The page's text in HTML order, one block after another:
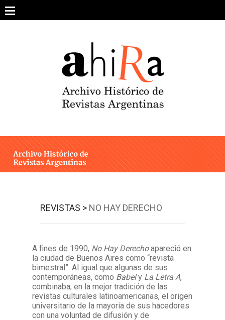
content
ARCHIVO DE REVISTAS
ESTUDIOS CRÍTICOS
INTEGRANTES
Facebook
Instagram
Twitter
Mail
REVISTAS > NO HAY DERECHO
A fines de 1990, No Hay Derechoapareció en
la ciudad de Buenos Aires como “revista
bimestral”. Al igual que algunas de sus
contemporáneas, como Babely La Letra A,
combinaba, en la mejor tradición de las
revistas culturales latinoamericanas, el origen
universitario de la mayoría de sus hacedores
con una voluntad de difusión y de